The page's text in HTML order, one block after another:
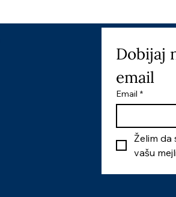
Dobijaj
email
Email *
Želim da
vašu